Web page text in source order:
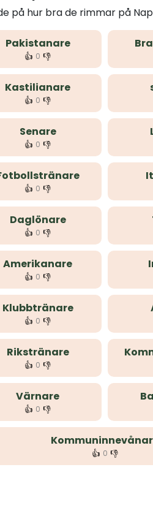
på hur bra de rimmar på
Pakistanare
👍 0 👎
Kastilianare
👍 0 👎
Senare
👍 0 👎
👍 0 👎
Daglönare
👍 0 👎
Amerikanare
👍 0 👎
Klubbtränare
👍 0 👎
Rikstränare
👍 0 👎
Värnare
👍 0 👎
👍 0 👎